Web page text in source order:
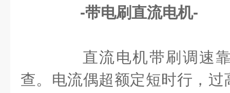
-带电刷直流电机-
直流电机带刷调速靠
查。电流偶超额定短时行，